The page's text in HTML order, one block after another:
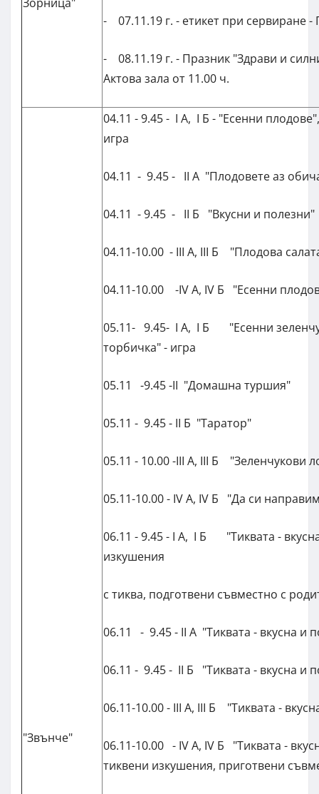
- 07.11.19 г. - етикет при сервиране -
- 08.11.19 г. - Празник "Здрави и
Актова зала от 11.00 ч.
"Звънче"
04.11 - 9.45 - I А, I Б - "Есенни
игра
04.11 - 9.45 - II А "Плодовете аз
04.11 - 9.45 - II Б "Вкусни и полезни"
04.11-10.00 - III А, III Б "Плодова
04.11-10.00 -IV А, IV Б "Есенни
05.11- 9.45- I А, I Б "Есенни
торбичка" - игра
05.11 -9.45 -II "Домашна туршия"
05.11 - 9.45 - II Б "Таратор"
05.11 - 10.00 -III А, III Б "Зеленчукови
05.11-10.00 - IV А, IV Б "Да си
06.11 - 9.45 - I А, I Б "Тиквата -
изкушения
с тиква, подготвени съвместно с
06.11 - 9.45 - II А "Тиквата - вкусна и
06.11 - 9.45 - II Б "Тиквата - вкусна и
06.11-10.00 - III А, III Б "Тиквата -
06.11-10.00 - IV А, IV Б "Тиквата -
тиквени изкушения, приготвени